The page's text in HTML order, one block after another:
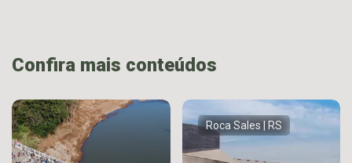
Confira mais conteúdos
Roca Sales | RS